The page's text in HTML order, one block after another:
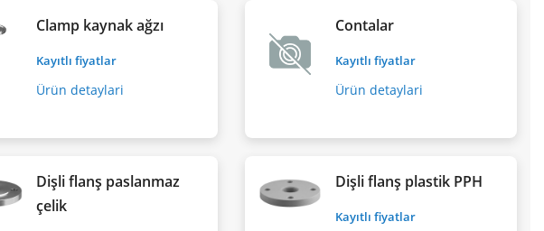
Clamp kaynak ağzı
Kayıtlı fiyatlar
Ürün detaylari
Contalar
Kayıtlı fiyatlar
Ürün detaylari
Dişli flanş paslanmaz
çelik
Dişli flanş plastik PPH
Kayıtlı fiyatlar